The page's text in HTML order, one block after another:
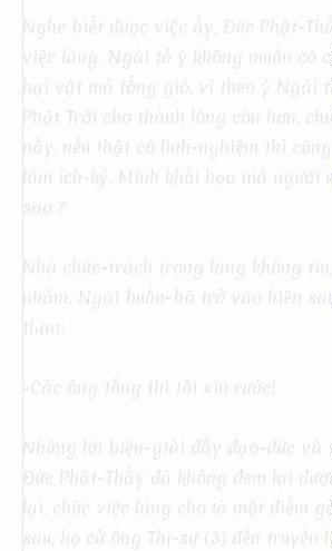
Nghe biết được việc ấy, Đức Phật-
việc làng. Ngài tỏ ý không muốn có
hại vật mà tống gió, vì theo ý Ngài
Phật Trời cho thành lòng còn hơn,
nầy, nếu thật có linh-nghiệm thì
làm ích-kỷ. Mình khỏi họa mà
sao ?
Nhà chức-trách trong làng không
nhảm. Ngài buồn-bã trở vào hiên
than:
-Các ông tống thì tôi xin rước!
Những lời biện-giải đầy đạo-đức và
Đức Phật-Thầy đã không đem lại
lại, chức việc làng cho là một điềm
sau, họ cử ông Thị-sự (3) đến truyền